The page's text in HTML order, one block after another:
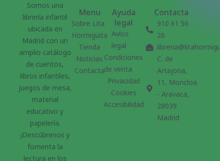
Somos una
librería infantil
ubicada en
Madrid con un
amplio catálogo
de cuentos,
libros infantiles,
juegos de mesa,
material
educativo y
papelería.
¡Descúbrenos y
fomenta la
lectura en los
Menu
Sobre Lita
Hormiguita
Tienda
Noticias
Contacta
Ayuda
legal
Aviso
legal
Condiciones
de venta
Privacidad
Cookies
Accesibilidad
Contacta
910 61 56
26
C. de
Artajona,
11, Moncloa
- Aravaca,
28039
Madrid